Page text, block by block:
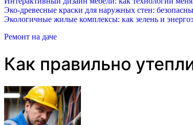
Эко-древесные краски для наружных стен:
Экологичные жилые комплексы: как зелень и
Ремонт на даче
Как правильно